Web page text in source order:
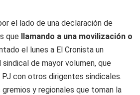
el lado de una declaración de
que llamando a una movilización o
el lunes a El Cronista un
de mayor volumen, que
con otros dirigentes sindicales.
y regionales que toman la